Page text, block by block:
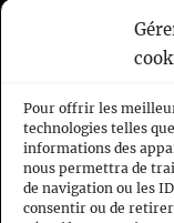
Pour offrir les
technologies telles
informations des
nous permettra de
de navigation ou les
consentir ou de
L’association
Nous contacter
Mentions légales
Politique de